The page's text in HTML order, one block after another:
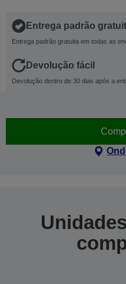
Entrega padrão
Entrega padrão gratuita em todas as
Devolução fácil
Devolução dentro de 30 dias após a